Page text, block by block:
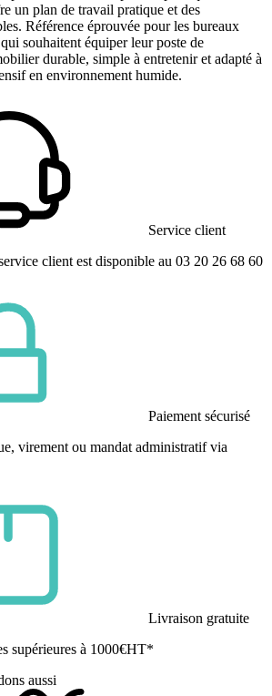
un plan de travail pratique et des
Référence éprouvée pour les bureaux
souhaitent équiper leur poste de
durable, simple à entretenir et adapté à
en environnement humide.
Service client
client est disponible au 03 20 26 68 60
Paiement sécurisé
virement ou mandat administratif via
Livraison gratuite
supérieures à 1000€HT*
aussi